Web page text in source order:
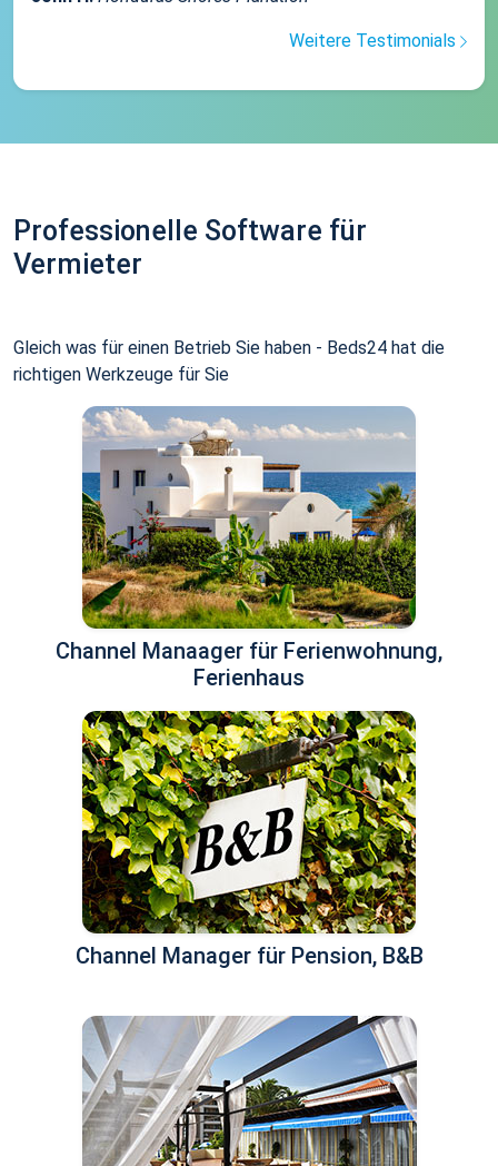
Weitere Testimonials
Professionelle Software für
Vermieter
Gleich was für einen Betrieb Sie haben - Beds24 hat die
richtigen Werkzeuge für Sie
Channel Manaager für Ferienwohnung,
Ferienhaus
Channel Manager für Pension, B&B